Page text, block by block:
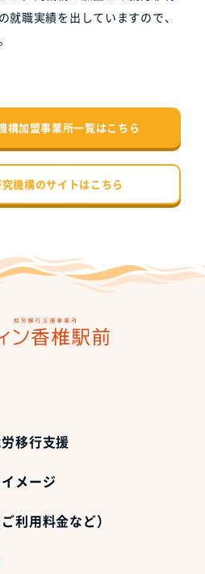
就職実績を出していますので、
構加盟事業所一覧はこちら
機構のサイトはこちら
移行支援
メージ
利用料金など）